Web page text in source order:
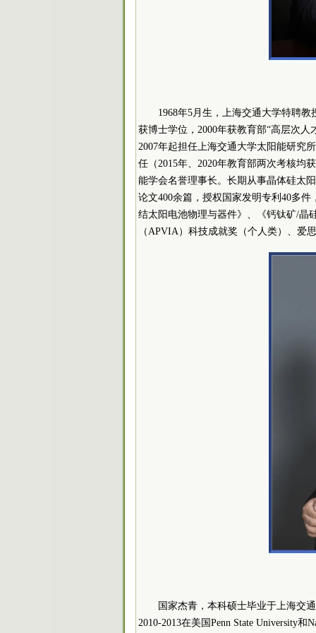
1968年5月生，上海交通大学特聘教
获博士学位，2000年获教育部“高层次人
2007年起担任上海交通大学太阳能研究
任（2015年、2020年教育部两次考核均
能学会名誉理事长。长期从事晶体硅太
论文400余篇，授权国家发明专利40多
结太阳电池物理与器件》、《钙钛矿/晶
（APVIA）科技成就奖（个人类）、爱
国家杰青，本科硕士毕业于上海交通
2010-2013在美国Penn State University和